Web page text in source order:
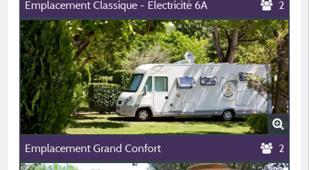
Emplacement Classique - Électricité 6A 2
Emplacement Grand Confort 2